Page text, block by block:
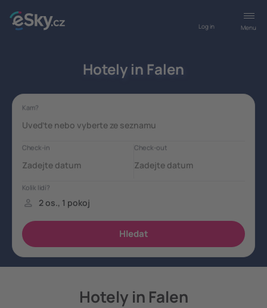
Menu
Log in
Hotely in Falen
Hotely in Falen